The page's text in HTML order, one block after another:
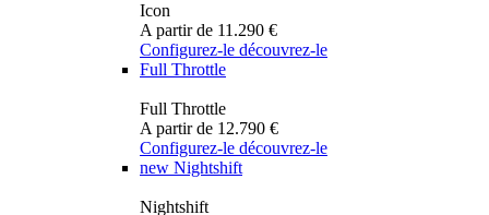
Icon
A partir de 11.290 €
Configurez-le découvrez-le
Full Throttle
Full Throttle
A partir de 12.790 €
Configurez-le découvrez-le
new Nightshift
Nightshift